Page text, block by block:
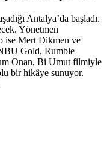
Antalya’da başladı.
Yönetmen
ise Mert Dikmen ve
NBU Gold, Rumble
Onan, Bi Umut filmiyle
bir hikâye sunuyor.